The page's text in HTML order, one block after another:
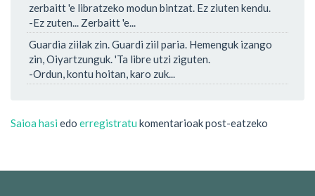
zerbaitt 'e libratzeko modun bintzat. Ez ziuten kendu.
-Ez zuten... Zerbaitt 'e...
Guardia ziilak zin. Guardi ziil paria. Hemenguk izango
zin, Oiyartzunguk. 'Ta libre utzi ziguten.
-Ordun, kontu hoitan, karo zuk...
Saioa hasi edo erregistratu komentarioak post-eatzeko